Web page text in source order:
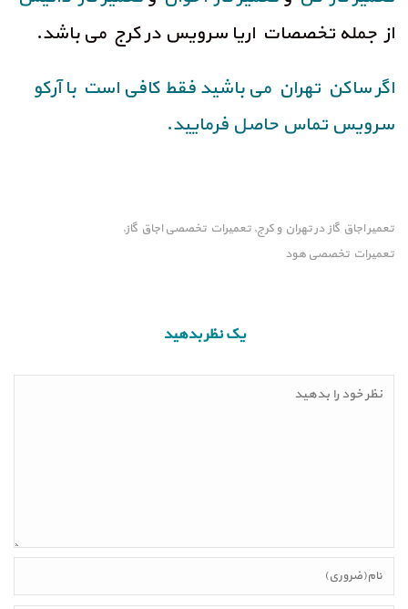
از جمله تخصصات اریا سرویس در کرج می باشد.
اگر ساکن تهران می باشید فقط کافی است با آرکو
سرویس تماس حاصل فرمایید.
تعمیر اجاق گاز در تهران و کرج, تعمیرات تخصصی اجاق گاز,
تعمیرات تخصصی هود
یک نظر بدهید